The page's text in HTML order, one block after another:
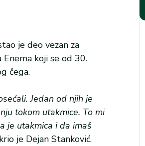
je deo vezan za
koji se od 30.
čega.
Jedan od njih je
tokom utakmice. To mi
je utakmica i da imaš
je Dejan Stanković.